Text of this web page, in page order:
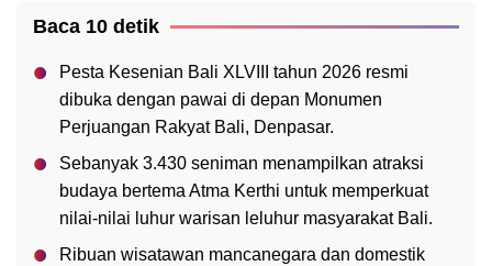
Baca 10 detik
Pesta Kesenian Bali XLVIII tahun 2026 resmi
dibuka dengan pawai di depan Monumen
Perjuangan Rakyat Bali, Denpasar.
Sebanyak 3.430 seniman menampilkan atraksi
budaya bertema Atma Kerthi untuk memperkuat
nilai-nilai luhur warisan leluhur masyarakat Bali.
Ribuan wisatawan mancanegara dan domestik